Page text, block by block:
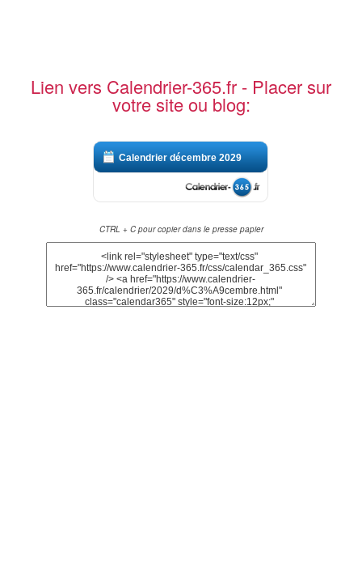
Lien vers Calendrier-365.fr - Placer sur
votre site ou blog:
Calendrier décembre 2029
CTRL + C pour copier dans le presse papier